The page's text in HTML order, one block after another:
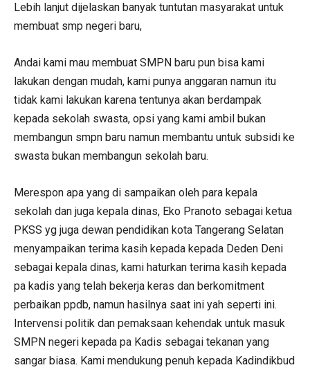
Lebih lanjut dijelaskan banyak tuntutan masyarakat untuk
membuat smp negeri baru,
Andai kami mau membuat SMPN baru pun bisa kami
lakukan dengan mudah, kami punya anggaran namun itu
tidak kami lakukan karena tentunya akan berdampak
kepada sekolah swasta, opsi yang kami ambil bukan
membangun smpn baru namun membantu untuk subsidi ke
swasta bukan membangun sekolah baru.
Merespon apa yang di sampaikan oleh para kepala
sekolah dan juga kepala dinas, Eko Pranoto sebagai ketua
PKSS yg juga dewan pendidikan kota Tangerang Selatan
menyampaikan terima kasih kepada kepada Deden Deni
sebagai kepala dinas, kami haturkan terima kasih kepada
pa kadis yang telah bekerja keras dan berkomitment
perbaikan ppdb, namun hasilnya saat ini yah seperti ini.
Intervensi politik dan pemaksaan kehendak untuk masuk
SMPN negeri kepada pa Kadis sebagai tekanan yang
sangar biasa. Kami mendukung penuh kepada Kadindikbud